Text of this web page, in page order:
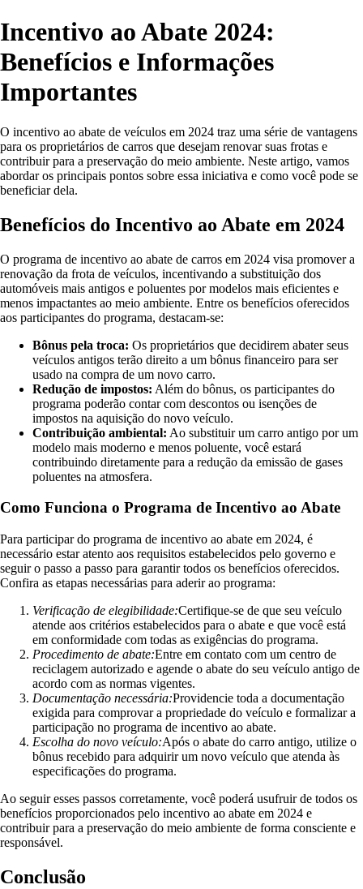
Incentivo ao Abate 2024:
Benefícios e Informações
Importantes
O incentivo ao abate de veículos em 2024 traz uma série de vantagens
para os proprietários de carros que desejam renovar suas frotas e
contribuir para a preservação do meio ambiente. Neste artigo, vamos
abordar os principais pontos sobre essa iniciativa e como você pode se
beneficiar dela.
Benefícios do Incentivo ao Abate em 2024
O programa de incentivo ao abate de carros em 2024 visa promover a
renovação da frota de veículos, incentivando a substituição dos
automóveis mais antigos e poluentes por modelos mais eficientes e
menos impactantes ao meio ambiente. Entre os benefícios oferecidos
aos participantes do programa, destacam-se:
Bônus pela troca: Os proprietários que decidirem abater seus
veículos antigos terão direito a um bônus financeiro para ser
usado na compra de um novo carro.
Redução de impostos: Além do bônus, os participantes do
programa poderão contar com descontos ou isenções de
impostos na aquisição do novo veículo.
Contribuição ambiental: Ao substituir um carro antigo por um
modelo mais moderno e menos poluente, você estará
contribuindo diretamente para a redução da emissão de gases
poluentes na atmosfera.
Como Funciona o Programa de Incentivo ao Abate
Para participar do programa de incentivo ao abate em 2024, é
necessário estar atento aos requisitos estabelecidos pelo governo e
seguir o passo a passo para garantir todos os benefícios oferecidos.
Confira as etapas necessárias para aderir ao programa:
Verificação de elegibilidade:Certifique-se de que seu veículo
atende aos critérios estabelecidos para o abate e que você está
em conformidade com todas as exigências do programa.
Procedimento de abate:Entre em contato com um centro de
reciclagem autorizado e agende o abate do seu veículo antigo de
acordo com as normas vigentes.
Documentação necessária:Providencie toda a documentação
exigida para comprovar a propriedade do veículo e formalizar a
participação no programa de incentivo ao abate.
Escolha do novo veículo:Após o abate do carro antigo, utilize o
bônus recebido para adquirir um novo veículo que atenda às
especificações do programa.
Ao seguir esses passos corretamente, você poderá usufruir de todos os
benefícios proporcionados pelo incentivo ao abate em 2024 e
contribuir para a preservação do meio ambiente de forma consciente e
responsável.
Conclusão